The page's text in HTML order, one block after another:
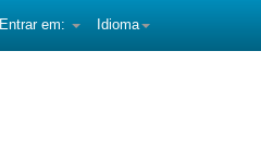
Idioma
Entrar em: